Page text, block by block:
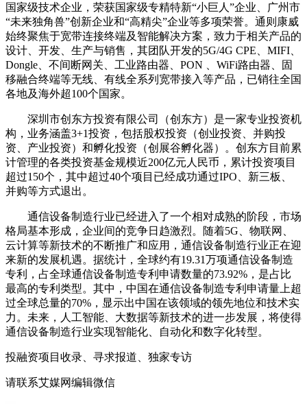
国家级技术企业，荣获国家级专精特新“小巨人”企业、广州市
“未来独角兽”创新企业和“高精尖”企业等多项荣誉。通则康威
始终聚焦于宽带连接终端及智能解决方案，致力于相关产品的
设计、开发、生产与销售，其团队开发的5G/4G CPE、MIFI、
Dongle、不间断网关、工业路由器、PON 、WiFi路由器、固
移融合终端等无线、有线全系列宽带接入等产品，已销往全国
各地及海外超100个国家。
深圳市创东方投资有限公司（创东方）是一家专业投资机
构，业务涵盖3+1投资，包括股权投资（创业投资、并购投
资、产业投资）和孵化投资（创展谷孵化器）。创东方目前累
计管理的各类投资基金规模近200亿元人民币，累计投资项目
超过150个，其中超过40个项目已经成功通过IPO、新三板、
并购等方式退出。
通信设备制造行业已经进入了一个相对成熟的阶段，市场
格局基本形成，企业间的竞争日趋激烈。随着5G、物联网、
云计算等新技术的不断推广和应用，通信设备制造行业正在迎
来新的发展机遇。据统计，全球约有19.31万项通信设备制造
专利，占全球通信设备制造专利申请数量的73.92%，是占比
最高的专利类型。其中，中国在通信设备制造专利申请量上超
过全球总量的70%，显示出中国在该领域的领先地位和技术实
力。未来，人工智能、大数据等新技术的进一步发展，将使得
通信设备制造行业实现智能化、自动化和数字化转型。
投融资项目收录、寻求报道、独家专访
请联系艾媒网编辑微信